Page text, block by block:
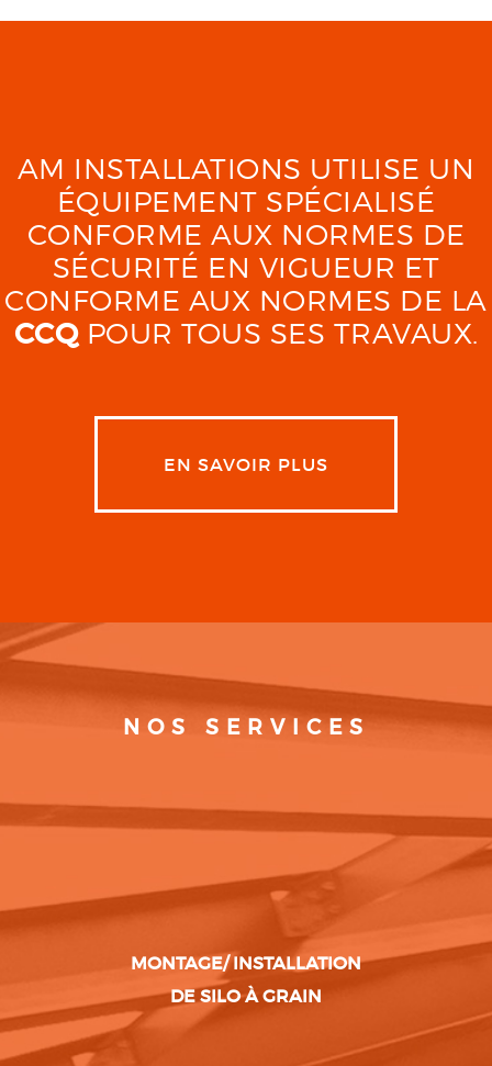
AM INSTALLATIONS UTILISE UN
ÉQUIPEMENT SPÉCIALISÉ
CONFORME AUX NORMES DE
SÉCURITÉ EN VIGUEUR ET
CONFORME AUX NORMES DE LA
CCQPOUR TOUS SES TRAVAUX.
EN SAVOIR PLUS
NOS SERVICES
MONTAGE/ INSTALLATION
DE SILO À GRAIN